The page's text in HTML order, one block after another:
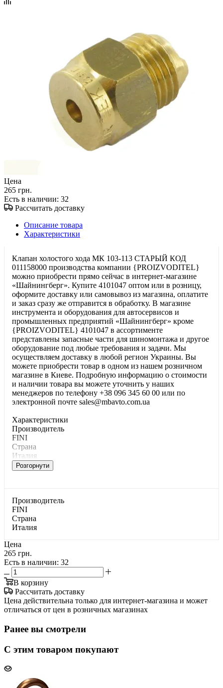
Цена
265 грн.
Есть в наличии: 32
Рассчитать доставку
Описание товара
Характеристики
Клапан холостого хода МК 103-113 СТАРЫЙ КОД
011158000 производства компании {PROIZVODITEL}
можно приобрести прямо сейчас в интернет-магазине
«Шайнингберг». Купите 4101047 оптом или в розницу,
оформите доставку или самовывоз из магазина, оплатите
и заказ сразу же отправится в обработку. В магазине
инструмента и оборудования для автосервисов и
промышленных предприятий «Шайнингберг» кроме
{PROIZVODITEL} 4101047 в ассортименте
представлены запасные части для шиномонтажа и другое
оборудование под любые требования и задачи. Мы
осуществляем доставку в любой регион Украины. Вы
можете приобрести товар в одном из нашем розничном
магазине в Киеве. Подробную информацию о стоимости
и наличии товара вы можете уточнить у наших
менеджеров по телефону +38 096 345 60 00 или по
электронной почте sales@mbavto.com.ua
Характеристики
Производитель
FINI
Страна
Италия
Розгорнути
Производитель
FINI
Страна
Италия
Цена
265 грн.
Есть в наличии: 32
В корзину
Рассчитать доставку
Цена действительна только для интернет-магазина и может
отличаться от цен в розничных магазинах
Ранее вы смотрели
С этим товаром покупают